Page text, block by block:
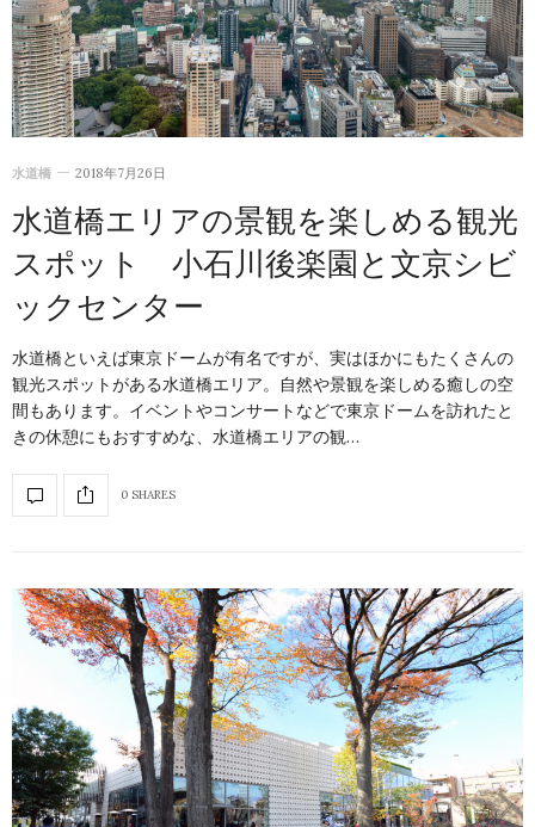
水道橋 2018年7月26日
水道橋エリアの景観を楽しめる観光
スポット 小石川後楽園と文京シビ
ックセンター
水道橋といえば東京ドームが有名ですが、実はほかにもたくさんの
観光スポットがある水道橋エリア。自然や景観を楽しめる癒しの空
間もあります。イベントやコンサートなどで東京ドームを訪れたと
きの休憩にもおすすめな、水道橋エリアの観…
0 SHARES